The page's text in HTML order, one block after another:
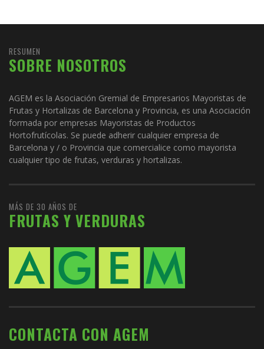
RESUMEN
SOBRE NOSOTROS
AGEM es la Asociación Gremial de Empresarios Mayoristas de
Frutas y Hortalizas de Barcelona y Provincia, es una Asociación
formada por empresas Mayoristas de Productos
Hortofrutícolas. Se puede adherir cualquier empresa de
Barcelona y / o Provincia que comercialice como mayorista
cualquier tipo de frutas, verduras y hortalizas.
MÁS DE 30 AÑOS DE
FRUTAS Y VERDURAS
CONTACTA CON AGEM